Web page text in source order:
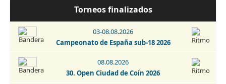
22.08.2026
7. Torneo de Ajedrez Cardeñosa 2026
22-29.08.2026
Open Internacional de Ajedrez Clásico - San Cristobal de
La Laguna 2026
29.08.2026
Torneos finalizados
03-08.08.2026
Campeonato de España sub-18 2026
08.08.2026
30. Open Ciudad de Coín 2026